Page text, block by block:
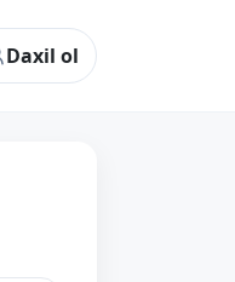
Daxil ol